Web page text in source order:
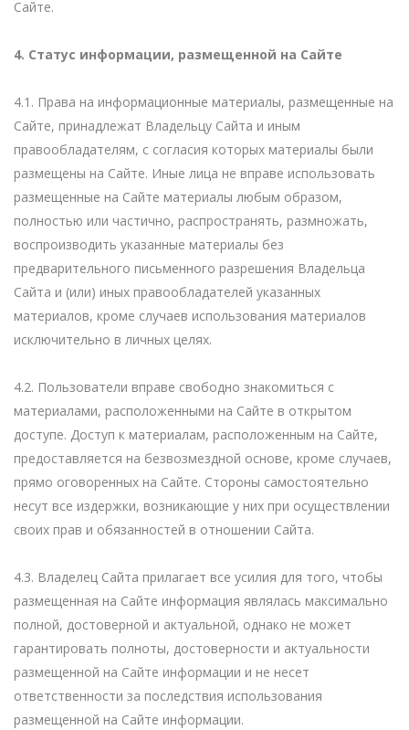
Сайте.
4. Статус информации, размещенной на Сайте
4.1. Права на информационные материалы, размещенные на
Сайте, принадлежат Владельцу Сайта и иным
правообладателям, с согласия которых материалы были
размещены на Сайте. Иные лица не вправе использовать
размещенные на Сайте материалы любым образом,
полностью или частично, распространять, размножать,
воспроизводить указанные материалы без
предварительного письменного разрешения Владельца
Сайта и (или) иных правообладателей указанных
материалов, кроме случаев использования материалов
исключительно в личных целях.
4.2. Пользователи вправе свободно знакомиться с
материалами, расположенными на Сайте в открытом
доступе. Доступ к материалам, расположенным на Сайте,
предоставляется на безвозмездной основе, кроме случаев,
прямо оговоренных на Сайте. Стороны самостоятельно
несут все издержки, возникающие у них при осуществлении
своих прав и обязанностей в отношении Сайта.
4.3. Владелец Сайта прилагает все усилия для того, чтобы
размещенная на Сайте информация являлась максимально
полной, достоверной и актуальной, однако не может
гарантировать полноты, достоверности и актуальности
размещенной на Сайте информации и не несет
ответственности за последствия использования
размещенной на Сайте информации.